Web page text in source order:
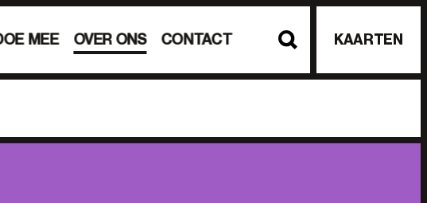
KAARTEN
MEE OVER ONS CONTACT